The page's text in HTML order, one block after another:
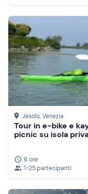
Jesolo, Venezia
Tour in e-bike e
picnic su isola
6 ore
1-25 partecipanti